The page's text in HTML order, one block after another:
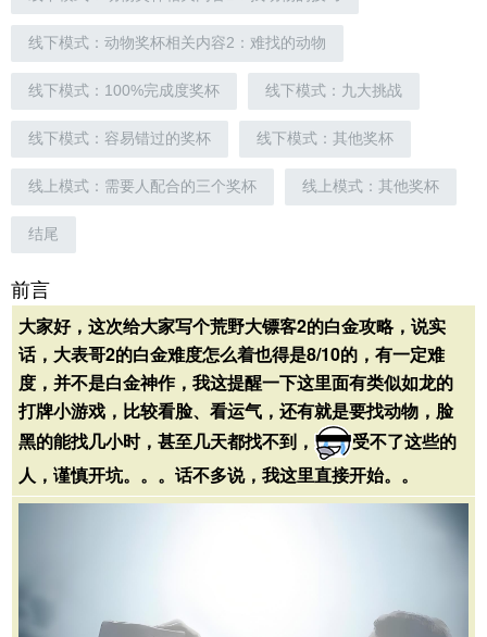
线下模式：动物奖杯相关内容2：难找的动物
线下模式：100%完成度奖杯 线下模式：九大挑战
线下模式：容易错过的奖杯 线下模式：其他奖杯
线上模式：需要人配合的三个奖杯 线上模式：其他奖杯
结尾
前言
大家好，这次给大家写个荒野大镖客2的白金攻略，说实
话，大表哥2的白金难度怎么着也得是8/10的，有一定难
度，并不是白金神作，我这提醒一下这里面有类似如龙的
打牌小游戏，比较看脸、看运气，还有就是要找动物，脸
黑的能找几小时，甚至几天都找不到，
受不了这些的
人，谨慎开坑。。。话不多说，我这里直接开始。。